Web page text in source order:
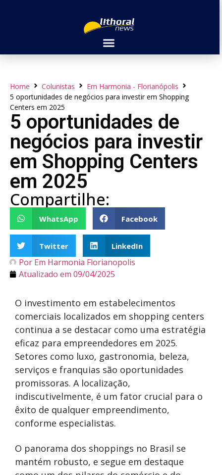
Home Colunistas
Em Harmonia - Florianópolis
5 oportunidades de negócios para investir em Shopping
Centers em 2025
5 oportunidades de
negócios para investir
em Shopping Centers
em 2025
Compartilhe:
WhatsApp Facebook
Twitter LinkedIn
Por Em Harmonia Florianopolis
Atualizado em 09/04/2025
O investimento em estabelecimentos
comerciais localizados em shopping centers
continua a se destacar como uma estratégia
eficaz para empreendedores em 2025.
Setores como luxo, gastronomia, beleza,
serviços e franquias são oportunidades
promissoras. A localização,
indiscutivelmente, é um fator crucial para o
êxito de qualquer empreendimento,
conforme especialistas.
O panorama dos shoppings no Brasil se
mantém robusto, e segue em destaque